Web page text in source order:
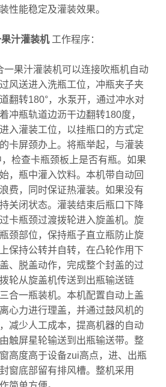
性能稳定及灌装效果。
汁灌装机工作程序：
果汁灌装机可以连接吹瓶机自动
风送进入洗瓶工位，冲瓶夹子夹
翻转180°，水泵开，通过冲水对
冲瓶轨道边沥干边翻转180度，
入灌装工位，以挂瓶口的方式定
卡屏颈办上。将瓶举起，与灌装
检查卡瓶颈板上是否有瓶。如果
，瓶中灌入饮料。本机带自动回
费，同时保证热灌装。如果没有
关闭状态。灌装结束后瓶口下降
卡瓶颈过渡拨轮进入旋盖机。旋
颈部位，保持瓶子直立瓶防止旋
保持公转并自转，在凸轮作用下
、脱盖动作，完成整个封盖的过
轮从旋盖机传送到出瓶输送链
合一瓶装机。本机配置自动上盖
心力进行理盖，并通过鼓风机的
减少人工成本，提高机器的自动
触屏星轮输送到出瓶输送带。整
高度高于设备zui高点，进、出瓶
窗底部留有排风槽。整机采用